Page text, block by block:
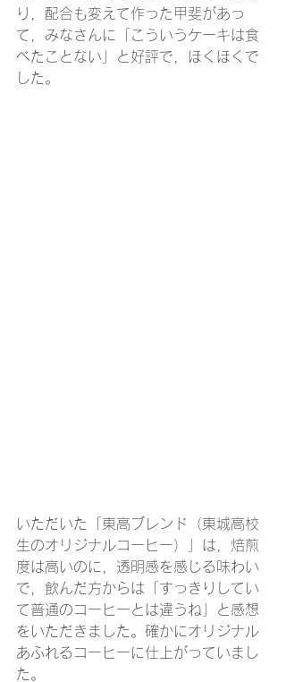
り，配合も変えて作った甲斐があっ
て，みなさんに「こういうケーキは食
べたことない」と好評で，ほくほくで
した。
いただいた「東高ブレンド（東城高校
生のオリジナルコーヒー）」は，焙煎
度は高いのに，透明感を感じる味わい
で，飲んだ方からは「すっきりしてい
て普通のコーヒーとは違うね」と感想
をいただきました。確かにオリジナル
あふれるコーヒーに仕上がっていまし
た。